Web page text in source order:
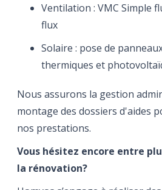
Ventilation : VMC Simple
flux
Solaire : pose de
thermiques et
Nous assurons la gestion
montage des dossiers d'aides
nos prestations.
Vous hésitez encore entre
la rénovation?